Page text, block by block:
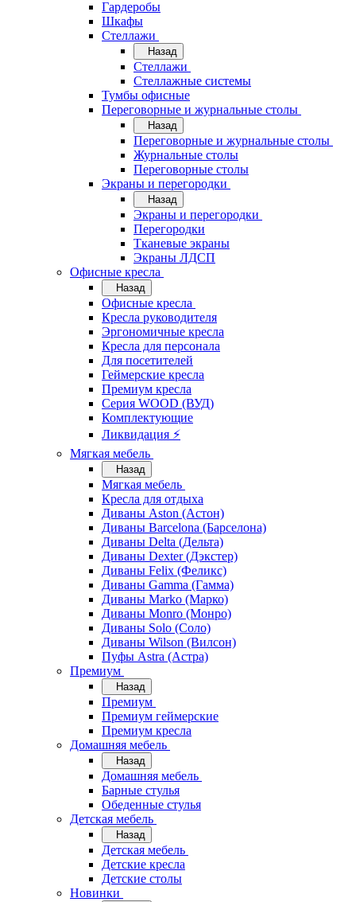
Гардеробы
Шкафы
Стеллажи
Назад
Стеллажи
Стеллажные системы
Тумбы офисные
Переговорные и журнальные столы
Назад
Переговорные и журнальные столы
Журнальные столы
Переговорные столы
Экраны и перегородки
Назад
Экраны и перегородки
Перегородки
Тканевые экраны
Экраны ЛДСП
Офисные кресла
Назад
Офисные кресла
Кресла руководителя
Эргономичные кресла
Кресла для персонала
Для посетителей
Геймерские кресла
Премиум кресла
Серия WOOD (ВУД)
Комплектующие
Ликвидация ⚡
Мягкая мебель
Назад
Мягкая мебель
Кресла для отдыха
Диваны Aston (Астон)
Диваны Barcelona (Барселона)
Диваны Delta (Дельта)
Диваны Dexter (Дэкстер)
Диваны Felix (Феликс)
Диваны Gamma (Гамма)
Диваны Marko (Марко)
Диваны Monro (Монро)
Диваны Solo (Соло)
Диваны Wilson (Вилсон)
Пуфы Astra (Астра)
Премиум
Назад
Премиум
Премиум геймерские
Премиум кресла
Домашняя мебель
Назад
Домашняя мебель
Барные стулья
Обеденные стулья
Детская мебель
Назад
Детская мебель
Детские кресла
Детские столы
Новинки